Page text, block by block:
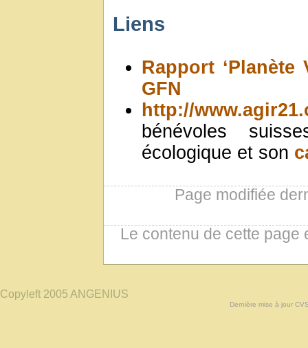
Liens
Rapport ‘Planète
GFN
http://
bénévoles
écologique et son
Page modifiée
Le contenu de cette
Copyleft 2005 ANGENIUS
Dernière mise à jour